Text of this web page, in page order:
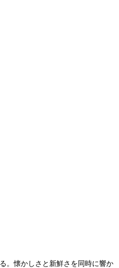
。懐かしさと新鮮さを同時に響か